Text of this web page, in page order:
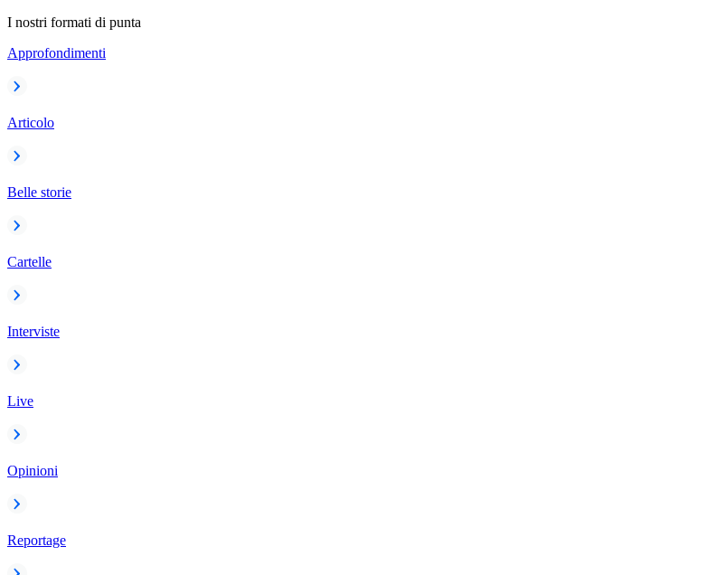
I nostri formati di punta
Approfondimenti
Articolo
Belle storie
Cartelle
Interviste
Live
Opinioni
Reportage